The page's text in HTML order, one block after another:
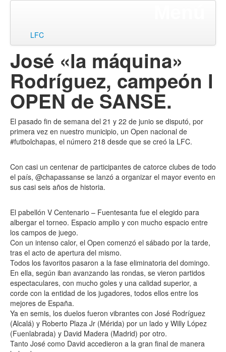
ir
al
contenido
LFC
José «la máquina»
Rodríguez, campeón l
OPEN de SANSE.
El pasado fin de semana del 21 y 22 de junio se disputó, por
primera vez en nuestro municipio, un Open nacional de
#futbolchapas, el número 218 desde que se creó la LFC.
Con casi un centenar de participantes de catorce clubes de todo
el país, @chapassanse se lanzó a organizar el mayor evento en
sus casi seis años de historia.
El pabellón V Centenario – Fuentesanta fue el elegido para
albergar el torneo. Espacio amplio y con mucho espacio entre
los campos de juego.
Con un intenso calor, el Open comenzó el sábado por la tarde,
tras el acto de apertura del mismo.
Todos los favoritos pasaron a la fase eliminatoria del domingo.
En ella, según iban avanzando las rondas, se vieron partidos
espectaculares, con mucho goles y una calidad superior, a
corde con la entidad de los jugadores, todos ellos entre los
mejores de España.
Ya en semis, los duelos fueron vibrantes con José Rodríguez
(Alcalá) y Roberto Plaza Jr (Mérida) por un lado y Willy López
(Fuenlabrada) y David Madera (Madrid) por otro.
Tanto José como David accedieron a la gran final de manera